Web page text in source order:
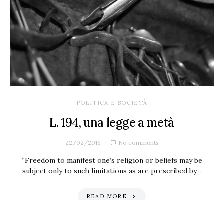
POLITICA E SOCIETÀ
L. 194, una legge a metà
22/02/2016 No comments
“Freedom to manifest one’s religion or beliefs may be
subject only to such limitations as are prescribed by…
READ MORE